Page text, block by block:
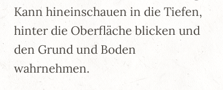
Kann hineinschauen in die Tiefen,
hinter die Oberfläche blicken und
den Grund und Boden
wahrnehmen.